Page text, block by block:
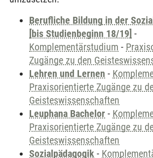
Berufliche Bildung in der
[bis Studienbeginn 18/19] -
Komplementärstudium -
Zugänge zu den
Lehren und Lernen -
Praxisorientierte Zugänge zu
Geisteswissenschaften
Leuphana Bachelor -
Praxisorientierte Zugänge zu
Geisteswissenschaften
Sozialpädagogik -